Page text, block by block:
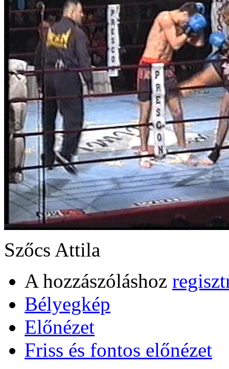
Szőcs Attila
A hozzászóláshoz
Bélyegkép
Előnézet
Friss és fontos előnézet